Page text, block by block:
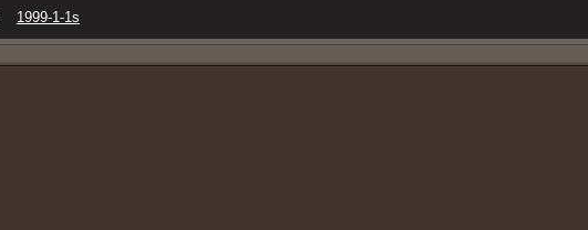
1999-1-1s